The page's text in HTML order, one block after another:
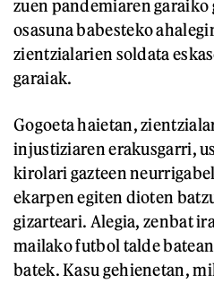
zuen pandemiaren garaiko
osasuna babesteko
zientzialarien soldata
garaiak.
Gogoeta haietan,
injustiziaren erakusgarri,
kirolari gazteen
ekarpen egiten dioten
gizarteari. Alegia, zenbat
mailako futbol talde
batek. Kasu gehienetan,